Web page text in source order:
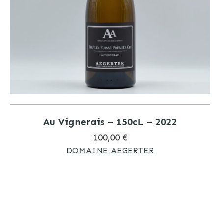
Au Vignerais – 150cL – 2022
100,00 €
DOMAINE AEGERTER